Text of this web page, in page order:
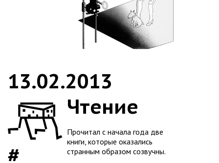
13.02.2013
Чтение
Прочитал с начала года две
книги, которые оказались
странным образом созвучны.